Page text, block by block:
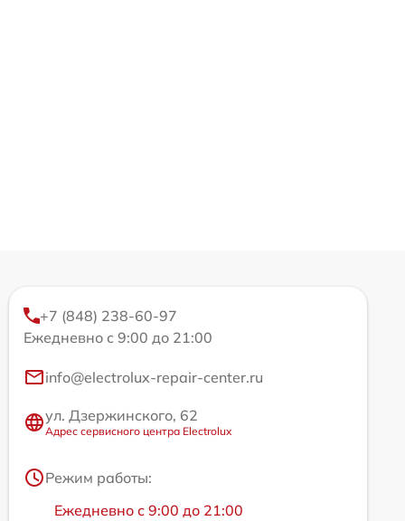
+7 (848) 238-60-97
Ежедневно с 9:00 до 21:00
info@electrolux-repair-center.ru
ул. Дзержинского, 62
Адрес сервисного центра Electrolux
Режим работы:
Ежедневно с 9:00 до 21:00